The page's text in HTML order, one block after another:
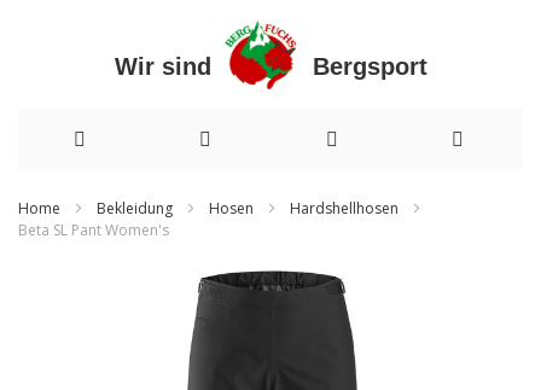
Wir sind Bergsport
zum
Home Bekleidung Hosen
Hardshellhosen
Beta SL Pant Women's